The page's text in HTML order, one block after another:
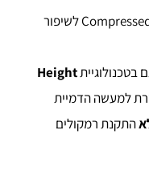
טכנולוגיית Compressed Music Enhancer לשיפור
Height
למעשה הדמיית
התקנת רמקולים